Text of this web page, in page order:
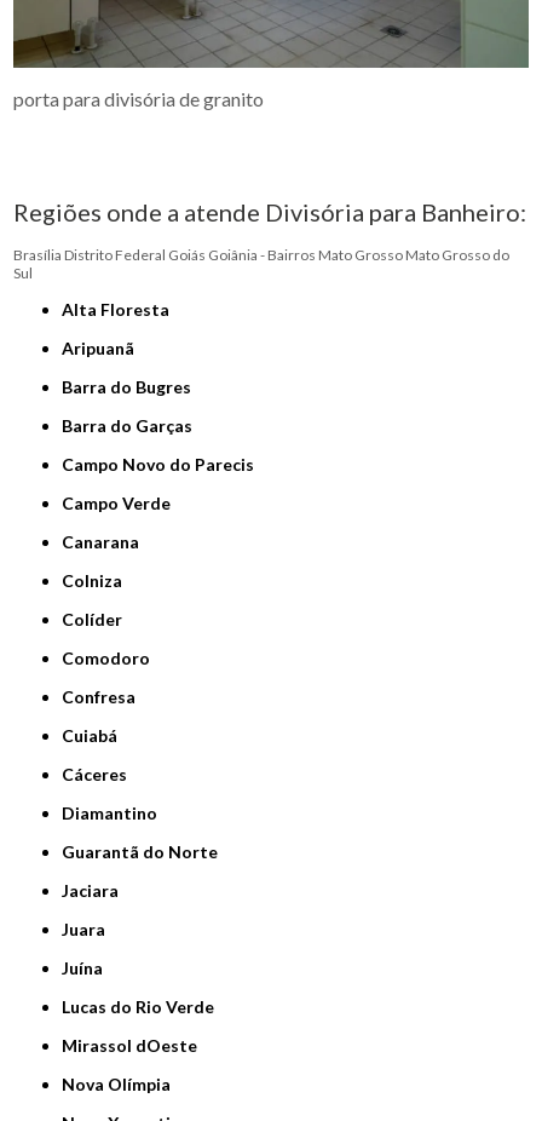
porta para divisória de granito
Regiões onde a atende Divisória para Banheiro:
Brasília Distrito Federal Goiás Goiânia - Bairros Mato Grosso Mato Grosso do
Sul
Alta Floresta
Aripuanã
Barra do Bugres
Barra do Garças
Campo Novo do Parecis
Campo Verde
Canarana
Colniza
Colíder
Comodoro
Confresa
Cuiabá
Cáceres
Diamantino
Guarantã do Norte
Jaciara
Juara
Juína
Lucas do Rio Verde
Mirassol dOeste
Nova Olímpia